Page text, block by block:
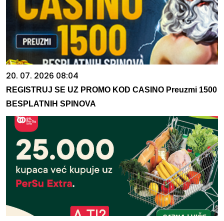
20. 07. 2026 08:04
REGISTRUJ SE UZ PROMO KOD CASINO Preuzmi 1500
BESPLATNIH SPINOVA